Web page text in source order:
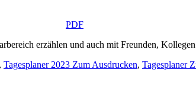
PDF
erzählen und auch mit Freunden,
Tagesplaner 2023 Zum Ausdrucken, Tagesplaner